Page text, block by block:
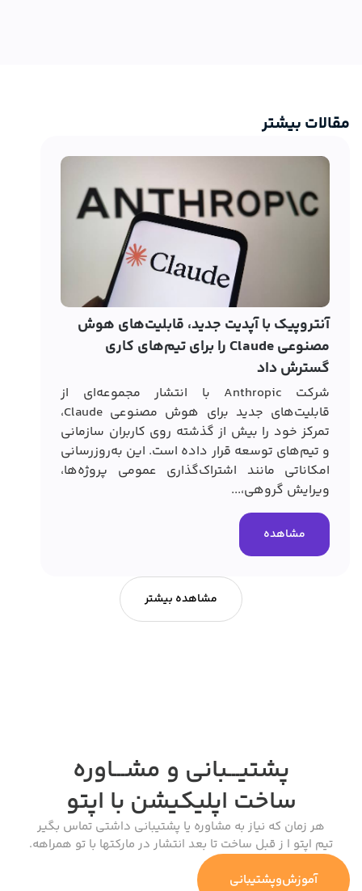
مقالات بیشتر
مشاهده بیشتر
آنتروپیک با آپدیت جدید، قابلیت‌های هوش
مصنوعی Claude را برای تیم‌های کاری
گسترش داد
شرکت Anthropic با انتشار مجموعه‌ای از
قابلیت‌های جدید برای هوش مصنوعی Claude،
تمرکز خود را بیش از گذشته روی کاربران سازمانی
و تیم‌های توسعه قرار داده است. این به‌روزرسانی
امکاناتی مانند اشتراک‌گذاری عمومی پروژه‌ها،
ویرایش گروهی،...
مشاهده
پشتیـــبانی و مشـــاوره
ساخت اپلیکیشن با اپتو
هر زمان که نیاز به مشاوره یا پشتیبانی داشتی تماس بگیر
تیم اپتو ا ز قبل ساخت تا بعد انتشار در مارکتها با تو همراهه.
آموزش‌وپشتیبانی